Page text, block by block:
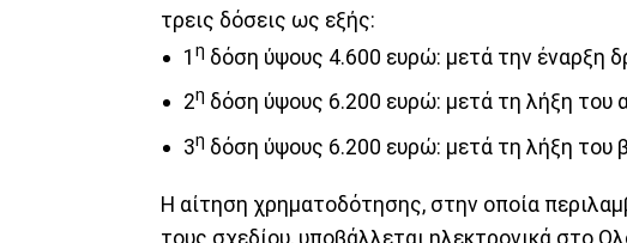
τρεις δόσεις ως εξής:
1 η δόση ύψους 4.600 ευρώ: μετά την έναρξη
2η δόση ύψους 6.200 ευρώ: μετά τη λήξη του
3η δόση ύψους 6.200 ευρώ: μετά τη λήξη του
Η αίτηση χρηματοδότησης, στην οποία
τους σχεδίου, υποβάλλεται ηλεκτρονικά στο